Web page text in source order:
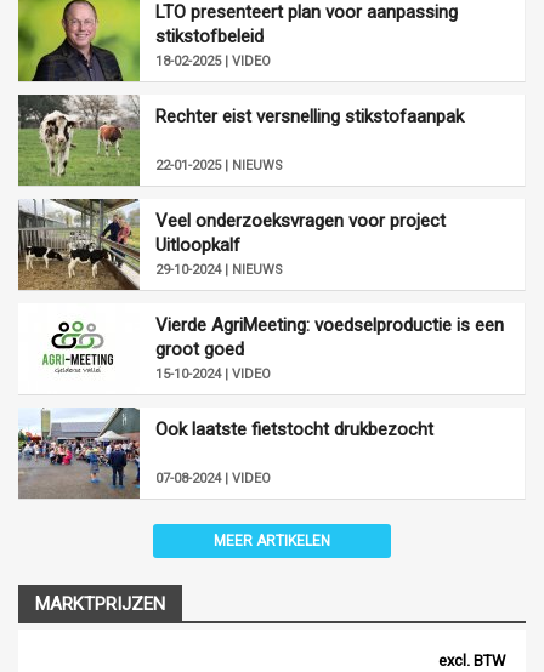
LTO presenteert plan voor aanpassing
stikstofbeleid
18-02-2025 | VIDEO
Rechter eist versnelling stikstofaanpak
22-01-2025 | NIEUWS
Veel onderzoeksvragen voor project
Uitloopkalf
29-10-2024 | NIEUWS
Vierde AgriMeeting: voedselproductie is een
groot goed
15-10-2024 | VIDEO
Ook laatste fietstocht drukbezocht
07-08-2024 | VIDEO
MEER ARTIKELEN
MARKTPRIJZEN
excl. BTW